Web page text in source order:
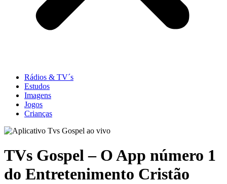
Rádios & TV´s
Estudos
Imagens
Jogos
Crianças
TVs Gospel – O App número 1
do Entretenimento Cristão